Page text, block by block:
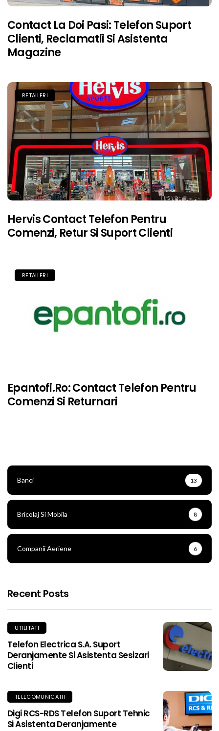
Contact La Doi Pasi: Telefon Suport
Clienti, Reclamatii Si Asistenta
Magazine
RETAILERI
Hervis Contact Telefon Pentru
Comenzi, Retur Si Suport Clienti
RETAILERI
Epantofi.ro: Contact Telefon Pentru
Comenzi Si Returnari
Banci 13
Bricolaj Si Mobila 8
Companii Aeriene 6
Recent Posts
UTILITATI
Telefon Electrica S.A. Suport
Deranjamente Si Asistenta Sesizari
Clienti
TELECOMUNICATII
Digi RCS-RDS Telefon Suport Tehnic
Si Asistenta Deranjamente